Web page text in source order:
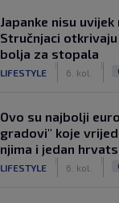
Japanke nisu
Stručnjaci
bolja za stopala
LIFESTYLE 6. kol.
Ovo su najbolji
gradovi" koje
njima i jedan
LIFESTYLE 6. kol.